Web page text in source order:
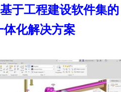
于工程建设软件集的
体化解决方案